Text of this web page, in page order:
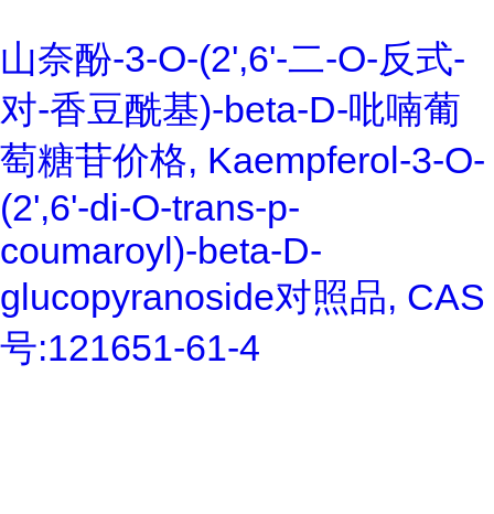
山奈酚-3-O-(2',6'-二-O-反式-
对-香豆酰基)-beta-D-吡喃葡
萄糖苷价格, Kaempferol-3-O-
(2',6'-di-O-trans-p-
coumaroyl)-beta-D-
glucopyranoside对照品, CAS
号:121651-61-4